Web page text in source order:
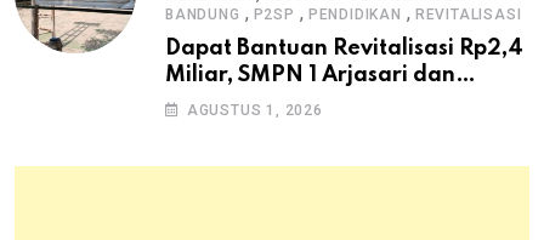
BANDUNG , P2SP , PENDIDIKAN , REVITALISASI
Dapat Bantuan Revitalisasi Rp2,4
Miliar, SMPN 1 Arjasari dan
Masyarakat Sambut Antusias
AGUSTUS 1, 2026